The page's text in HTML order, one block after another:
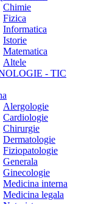
Chimie
Fizica
Informatica
Istorie
Matematica
Altele
- TIC
Alergologie
Cardiologie
Chirurgie
Dermatologie
Fiziopatologie
Generala
Ginecologie
Medicina interna
Medicina legala